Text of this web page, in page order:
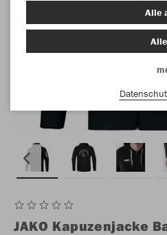
JAKO Kapuzenjacke
Alle